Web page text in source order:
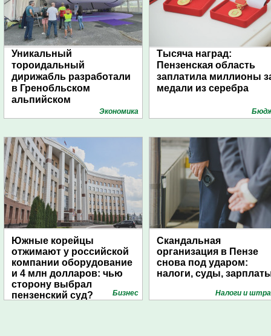
Уникальный
тороидальный
дирижабль разработали
в Гренобльском
альпийском
Экономика
Тысяча наград:
Пензенская область
заплатила миллионы
медали из серебра
Южные корейцы
отжимают у российской
компании оборудование
и 4 млн долларов: чью
сторону выбрал
пензенский суд?
Бизнес
Скандальная
организация в Пензе
снова под ударом:
налоги, суды,
Налоги и